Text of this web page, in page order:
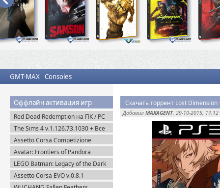
GMT-MAX Consoles
Оффлайн активация игр
Red Dead Redemption на ПК / PC
(2024) Пиратка
The Sims 4 v.1.126.73.1030 + Все
DLC (2014-2025) Portable
Assetto Corsa Competizione
v.1.10.3 + Все DLC (2019) Пиратка
Avatar: Frontiers of Pandora
Complete Edition (2023) Пиратка
LEGO Batman: Legacy of the Dark
Knight / ЛЕГО Бэтмен: Наследие
Тёмного Рыцаря (2026) Portable
Assetto Corsa EVO v.0.8.1
(2025/Multiplayer) Пиратка
Скачать торрент Lost Dimension
Добавил MAXAGENT, 29-10-2015, 17:12